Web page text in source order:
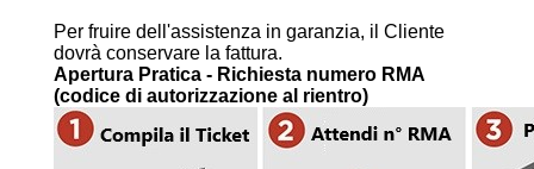
Per fruire dell'assistenza in garanzia, il Cliente
dovrà conservare la fattura.
Apertura Pratica - Richiesta numero RMA
(codice di autorizzazione al rientro)